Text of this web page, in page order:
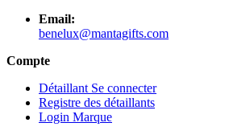
Email:
benelux@mantagifts.com
Compte
Détaillant Se connecter
Registre des détaillants
Login Marque